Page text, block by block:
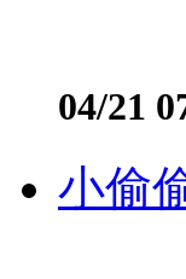
04/21
小偷